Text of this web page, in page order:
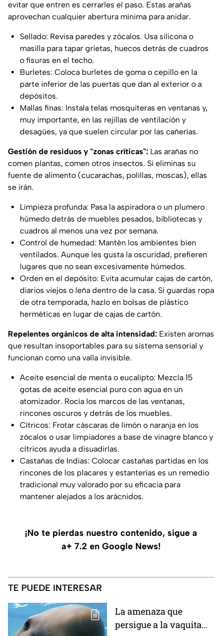
evitar que entren es cerrarles el paso. Estas arañas
aprovechan cualquier abertura mínima para anidar.
Sellado: Revisa paredes y zócalos. Usa silicona o
masilla para tapar grietas, huecos detrás de cuadros
o fisuras en el techo.
Burletes: Coloca burletes de goma o cepillo en la
parte inferior de las puertas que dan al exterior o a
depósitos.
Mallas finas: Instala telas mosquiteras en ventanas y,
muy importante, en las rejillas de ventilación y
desagües, ya que suelen circular por las cañerías.
Gestión de residuos y "zonas críticas": Las arañas no
comen plantas, comen otros insectos. Si eliminas su
fuente de alimento (cucarachas, polillas, moscas), ellas
se irán.
Limpieza profunda: Pasa la aspiradora o un plumero
húmedo detrás de muebles pesados, bibliotecas y
cuadros al menos una vez por semana.
Control de humedad: Mantén los ambientes bien
ventilados. Aunque les gusta la oscuridad, prefieren
lugares que no sean excesivamente húmedos.
Orden en el depósito: Evita acumular cajas de cartón,
diarios viejos o leña dentro de la casa. Si guardas ropa
de otra temporada, hazlo en bolsas de plástico
herméticas en lugar de cajas de cartón.
Repelentes orgánicos de alta intensidad: Existen aromas
que resultan insoportables para su sistema sensorial y
funcionan como una valla invisible.
Aceite esencial de menta o eucalipto: Mezcla 15
gotas de aceite esencial puro con agua en un
atomizador. Rocía los marcos de las ventanas,
rincones oscuros y detrás de los muebles.
Cítricos: Frotar cáscaras de limón o naranja en los
zócalos o usar limpiadores a base de vinagre blanco y
cítricos ayuda a disuadirlas.
Castañas de Indias: Colocar castañas partidas en los
rincones de los placares y estanterías es un remedio
tradicional muy valorado por su eficacia para
mantener alejados a los arácnidos.
¡No te pierdas nuestro contenido, sigue a
a+ 7.2 en Google News!
TE PUEDE INTERESAR
La amenaza que
persigue a la vaquita